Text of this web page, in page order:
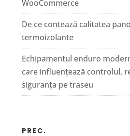
WooCommerce
De ce contează calitatea
termoizolante
Echipamentul enduro
care influențează controlul,
siguranța pe traseu
PREC.